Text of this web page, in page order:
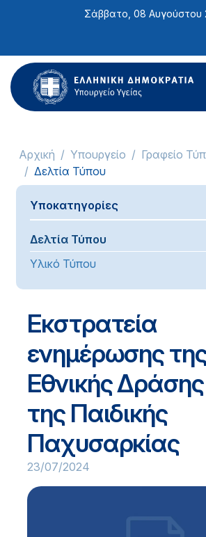
ιστότοπος
περιλαμβάνει
ένα
σύστημα
Σάββατο, 08 Αυγούστου
Αρχική Υπουργείο
Γραφείο
Δελτία Τύπου
Υποκατηγορίες
Δελτία Τύπου
Υλικό Τύπου
Εκστρατεία
ενημέρωσης
Εθνικής
της Παιδικής
Παχυσαρκίας
23/07/2024